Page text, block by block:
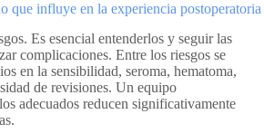
que influye en la experiencia postoperatoria
Es esencial entenderlos y seguir las
complicaciones. Entre los riesgos se
en la sensibilidad, seroma, hematoma,
de revisiones. Un equipo
adecuados reducen significativamente